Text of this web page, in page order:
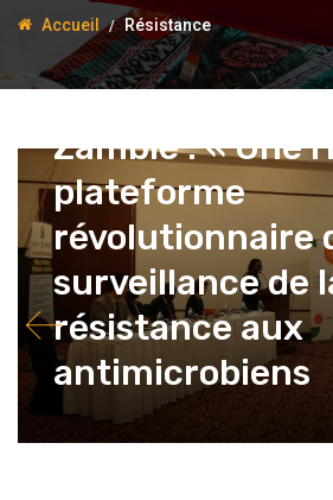
Accueil Résistance
29 février 2020 La
Zambie : « One
plateforme
révolutionnaire
surveillance de
résistance aux
antimicrobiens